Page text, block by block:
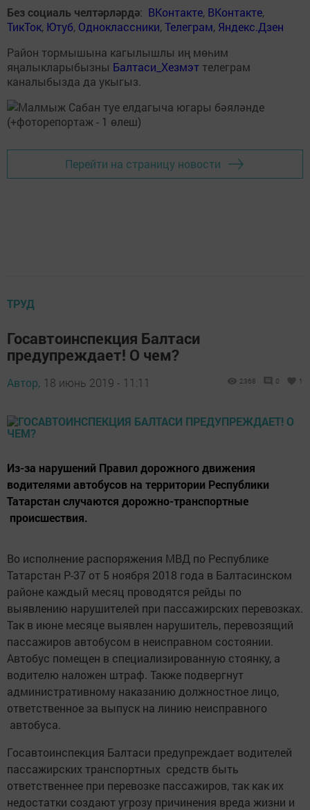
Без социаль челтәрләрдә: ВКонтакте, ВКонтакте,
ТикТок, Ютуб, Одноклассники,Телеграм, Яндекс.Дзен
Район тормышына кагылышлы иң мөһим
яңалыкларыбызны Балтаси_Хезмэт телеграм
каналыбызда да укыгыз.
Перейти на страницу новости
ТРУД
Госавтоинспекция Балтаси
предупреждает! О чем?
Автор, 18 июнь 2019 - 11:11 2368 0 1
Из-за нарушений Правил дорожного движения
водителями автобусов на территории Республики
Татарстан случаются дорожно-транспортные
происшествия.
Во исполнение распоряжения МВД по Республике
Татарстан Р-37 от 5 ноября 2018 года в Балтасинском
районе каждый месяц проводятся рейды по
выявлению нарушителей при пассажирских перевозках.
Так в июне месяце выявлен нарушитель, перевозящий
пассажиров автобусом в неисправном состоянии.
Автобус помещен в специализированную стоянку, а
водителю наложен штраф. Также подвергнут
административному наказанию должностное лицо,
ответственное за выпуск на линию неисправного
автобуса.
Госавтоинспекция Балтаси предупреждает водителей
пассажирских транспортных средств быть
ответственнее при перевозке пассажиров, так как их
недостатки создают угрозу причинения вреда жизни и